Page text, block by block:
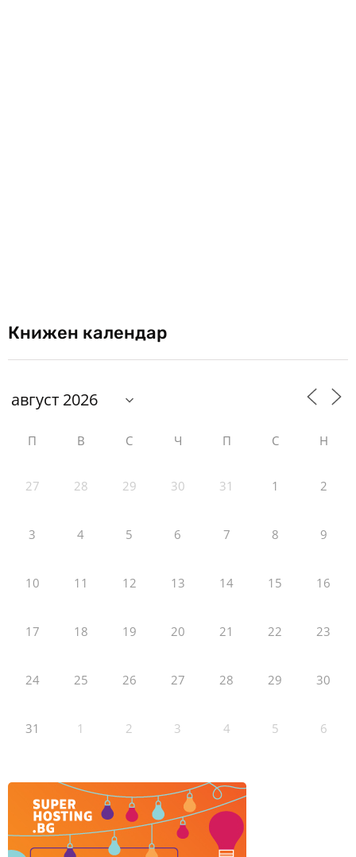
Книжен календар
П В С Ч П С Н
27 28 29 30 31 1 2
3 4 5 6 7 8 9
10 11 12 13 14 15 16
17 18 19 20 21 22 23
24 25 26 27 28 29 30
31 1 2 3 4 5 6